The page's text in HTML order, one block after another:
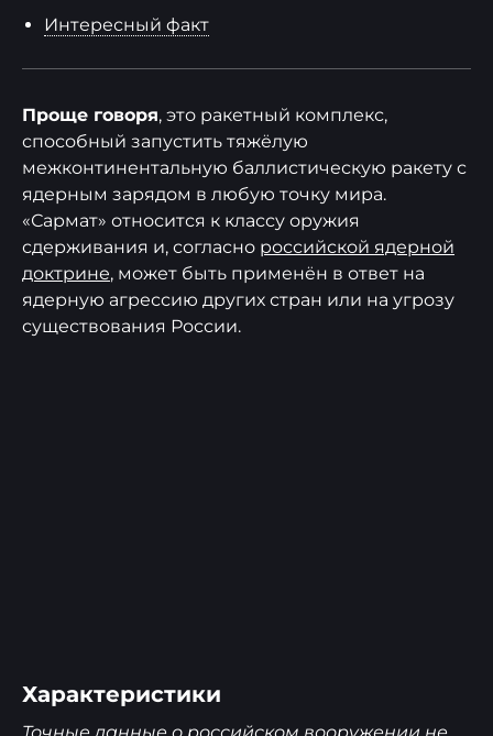
Интересный факт
Проще говоря, это ракетный комплекс,
способный запустить тяжёлую
межконтинентальную баллистическую ракету с
ядерным зарядом в любую точку мира.
«Сармат» относится к классу оружия
сдерживания и, согласно российской ядерной
доктрине, может быть применён в ответ на
ядерную агрессию других стран или на угрозу
существования России.
Характеристики